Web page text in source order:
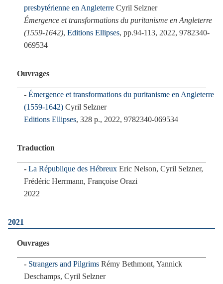
presbytérienne en Angleterre Cyril Selzner
Émergence et transformations du puritanisme en Angleterre
(1559-1642), Editions Ellipses, pp.94-113, 2022, 9782340-
069534
Ouvrages
Émergence et transformations du puritanisme en Angleterre
(1559-1642) Cyril Selzner
Editions Ellipses, 328 p., 2022, 9782340-069534
Traduction
La République des Hébreux Eric Nelson, Cyril Selzner,
Frédéric Herrmann, Françoise Orazi
2022
2021
Ouvrages
Strangers and Pilgrims Rémy Bethmont, Yannick
Deschamps, Cyril Selzner